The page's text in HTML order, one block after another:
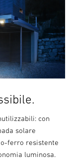
con
solare
ferro resistente
luminosa.